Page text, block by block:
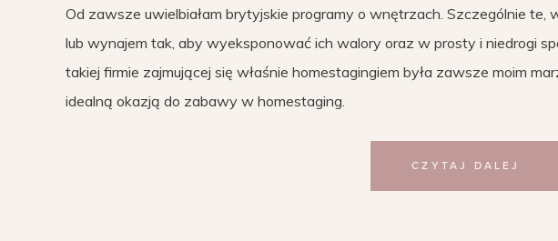
Od zawsze uwielbiałam brytyjskie programy o wnętrzach. Szczególnie
lub wynajem tak, aby wyeksponować ich walory oraz w prosty i niedrogi
takiej firmie zajmującej się właśnie homestagingiem była zawsze moim
idealną okazją do zabawy w homestaging.
CZYTAJ DALEJ